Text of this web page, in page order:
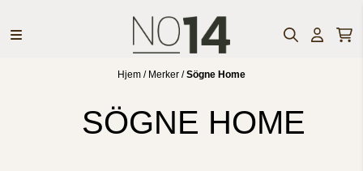
Hjem / Merker /Sögne Home
SÖGNE HOME